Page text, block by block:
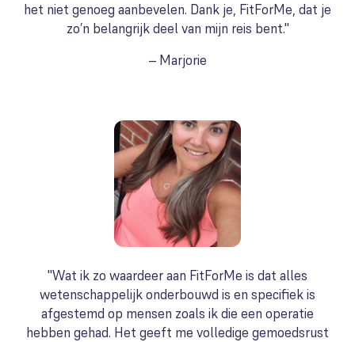
het niet genoeg aanbevelen. Dank je, FitForMe, dat je
zo’n belangrijk deel van mijn reis bent."
– Marjorie
"Wat ik zo waardeer aan FitForMe is dat alles
wetenschappelijk onderbouwd is en specifiek is
afgestemd op mensen zoals ik die een operatie
hebben gehad. Het geeft me volledige gemoedsrust